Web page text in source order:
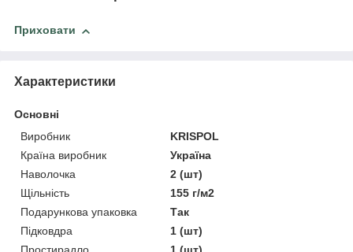
Приховати
Характеристики
Основні
Виробник
KRISPOL
Країна виробник
Україна
Наволочка
2 (шт)
Щільність
155 г/м2
Подарункова упаковка
Так
Підковдра
1 (шт)
Простирадло
1 (шт)